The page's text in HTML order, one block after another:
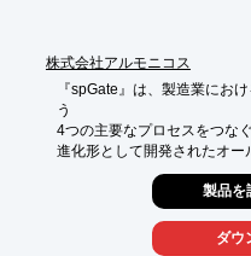
株式会社アルモニコス
『spGate』は、製造業にお
う
4つの主要なプロセスをつな
進化形として開発されたオー
複雑に絡み合うこれらのプ
また、幅広いファイルフォ
製品を
ダウ